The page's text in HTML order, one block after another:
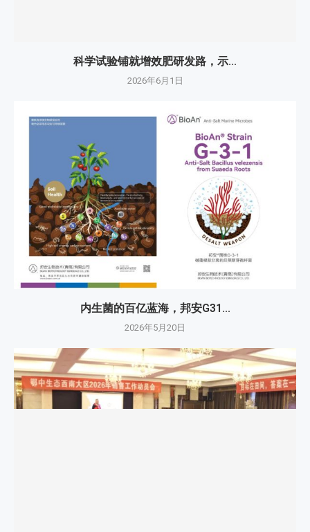
科学试验铺就增效肥研发路，示...
2026年6月1日
内生菌的百亿蓝海，邦安G31...
2026年5月20日